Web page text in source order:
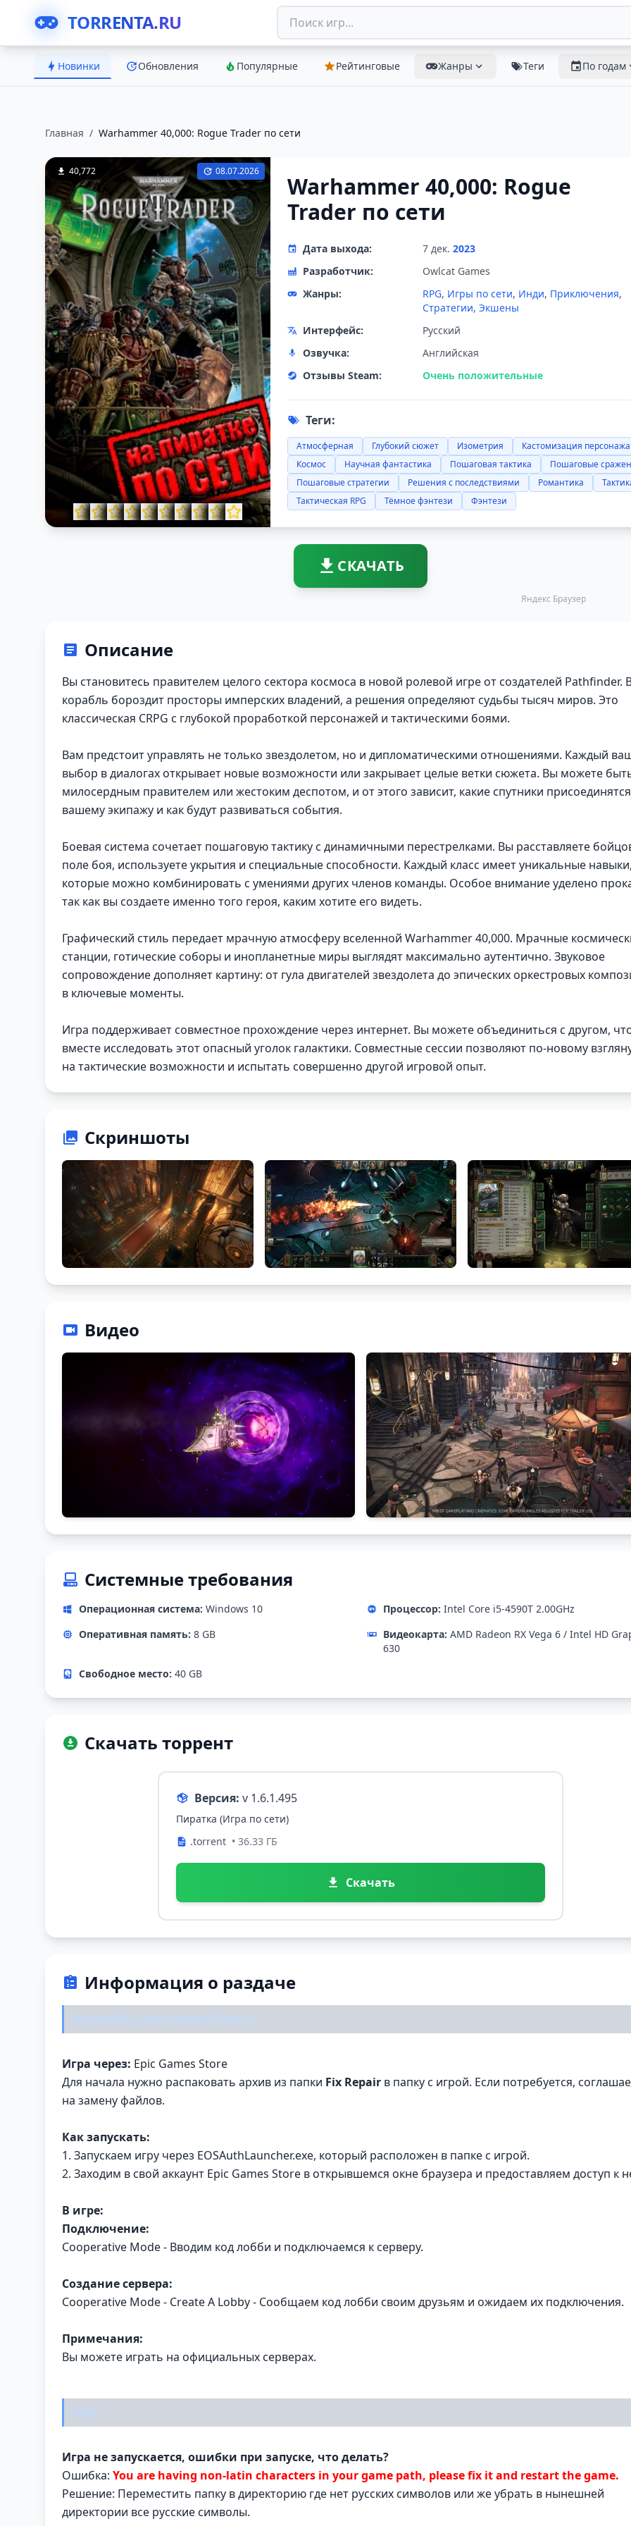
TORRENTA.RU
Новинки Обновления Популярные Рейтинговые Жанры Теги По годам
Главная / Warhammer 40,000: Rogue Trader по сети
40,772 08.07.2026
Warhammer 40,000: Rogue
Trader по сети
Дата выхода: 7 дек. 2023
Разработчик:
Owlcat Games
Жанры:
RPG, Игры по сети, Инди, Приключения,
Стратегии, Экшены
Интерфейс:
Русский
Озвучка:
Английская
Отзывы Steam:
Очень положительные
Теги:
Атмосферная Глубокий сюжет Изометрия
Кастомизация персонажа
Космос
Научная фантастика Пошаговая тактика
Пошаговые
Пошаговые стратегии
Решения с последствиями Романтика
Тактическая RPG
Тёмное фэнтези Фэнтези
СКАЧАТЬ
Яндекс Браузер
Описание
Вы становитесь правителем целого сектора космоса в новой ролевой игре от создателей Pathfinder.
корабль бороздит просторы имперских владений, а решения определяют судьбы тысяч миров. Это
классическая CRPG с глубокой проработкой персонажей и тактическими боями.
Вам предстоит управлять не только звездолетом, но и дипломатическими отношениями. Каждый
выбор в диалогах открывает новые возможности или закрывает целые ветки сюжета. Вы можете
милосердным правителем или жестоким деспотом, и от этого зависит, какие спутники
вашему экипажу и как будут развиваться события.
Боевая система сочетает пошаговую тактику с динамичными перестрелками. Вы расставляете
поле боя, используете укрытия и специальные способности. Каждый класс имеет уникальные навыки,
которые можно комбинировать с умениями других членов команды. Особое внимание уделено
так как вы создаете именно того героя, каким хотите его видеть.
Графический стиль передает мрачную атмосферу вселенной Warhammer 40,000. Мрачные
станции, готические соборы и инопланетные миры выглядят максимально аутентично. Звуковое
сопровождение дополняет картину: от гула двигателей звездолета до эпических оркестровых
в ключевые моменты.
Игра поддерживает совместное прохождение через интернет. Вы можете объединиться с другом,
вместе исследовать этот опасный уголок галактики. Совместные сессии позволяют по-новому
на тактические возможности и испытать совершенно другой игровой опыт.
Скриншоты
Видео
Системные требования
Операционная система: Windows 10 Процессор: Intel Core i5-4590T 2.00GHz
Оперативная память: 8 GB Видеокарта: AMD Radeon RX Vega 6 / Intel HD
630
Свободное место: 40 GB
Скачать торрент
Версия: v 1.6.1.495
Пиратка (Игра по сети)
.torrent • 36.33 ГБ
Скачать
Информация о раздаче
Настройка для сетевой игры:
Игра через: Epic Games Store
Для начала нужно распаковать архив из папки Fix Repair в папку с игрой. Если потребуется,
на замену файлов.
Как запускать:
1. Запускаем игру через EOSAuthLauncher.exe, который расположен в папке с игрой.
2. Заходим в свой аккаунт Epic Games Store в открывшемся окне браузера и предоставляем доступ к
В игре:
Подключение:
Cooperative Mode - Вводим код лобби и подключаемся к серверу.
Создание сервера:
Cooperative Mode - Create A Lobby - Сообщаем код лобби своим друзьям и ожидаем их подключения.
Примечания:
Вы можете играть на официальных серверах.
FAQ:
Игра не запускается, ошибки при запуске, что делать?
Ошибка: You are having non-latin characters in your game path, please fix it and restart the game.
Решение: Переместить папку в директорию где нет русских символов или же убрать в нынешней
директории все русские символы.